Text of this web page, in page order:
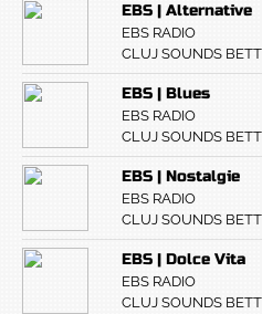
EBS | Alternative
EBS RADIO
CLUJ SOUNDS
EBS | Blues
EBS RADIO
CLUJ SOUNDS
EBS | Nostalgie
EBS RADIO
CLUJ SOUNDS
EBS | Dolce Vita
EBS RADIO
CLUJ SOUNDS